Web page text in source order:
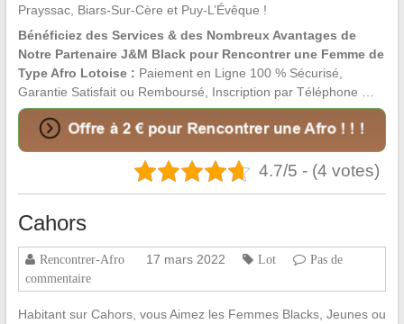
Prayssac, Biars-Sur-Cère et Puy-L’Évêque !
Bénéficiez des Services & des Nombreux Avantages de
Notre Partenaire J&M Black pour Rencontrer une Femme de
Type Afro Lotoise : Paiement en Ligne 100 % Sécurisé,
Garantie Satisfait ou Remboursé, Inscription par Téléphone …
4.7/5 - (4 votes)
Cahors
Rencontrer-Afro 17 mars 2022 Lot
Pas de
commentaire
Habitant sur Cahors, vous Aimez les Femmes Blacks, Jeunes ou